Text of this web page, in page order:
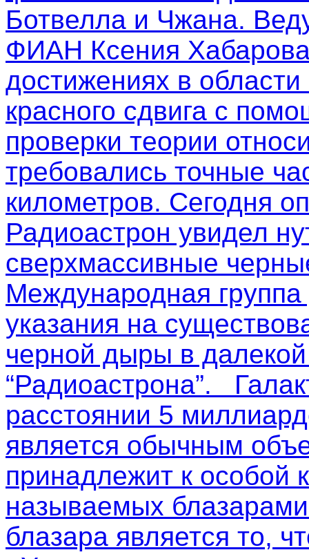
Ботвелла и Чжана.
ФИАН Ксения
достижениях в
красного сдвига с
проверки теории
требовались точные
километров. Сегодня
Радиоастрон увидел
сверхмассивные
Международная
указания на
черной дыры в
“Радиоастрона”.
расстоянии 5
является обычным
принадлежит к особой
называемых
блазара является то,